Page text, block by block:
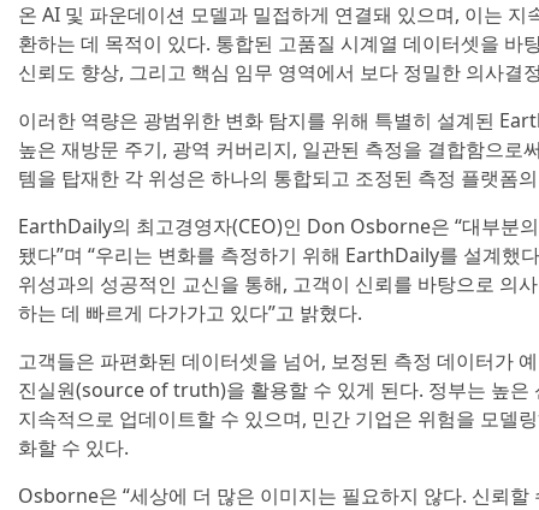
온 AI 및 파운데이션 모델과 밀접하게 연결돼 있으며, 이는
환하는 데 목적이 있다. 통합된 고품질 시계열 데이터셋을
신뢰도 향상, 그리고 핵심 임무 영역에서 보다 정밀한 의사결
이러한 역량은 광범위한 변화 탐지를 위해 특별히 설계된
높은 재방문 주기, 광역 커버리지, 일관된 측정을 결합함으로
템을 탑재한 각 위성은 하나의 통합되고 조정된 측정 플랫폼
EarthDaily의 최고경영자(CEO)인 Don Osborne은 “대부분
됐다”며 “우리는 변화를 측정하기 위해 EarthDaily를 설계했
위성과의 성공적인 교신을 통해, 고객이 신뢰를 바탕으로 의
하는 데 빠르게 다가가고 있다”고 밝혔다.
고객들은 파편화된 데이터셋을 넘어, 보정된 측정 데이터가
진실원(source of truth)을 활용할 수 있게 된다. 정부는 높은
지속적으로 업데이트할 수 있으며, 민간 기업은 위험을 모델
화할 수 있다.
Osborne은 “세상에 더 많은 이미지는 필요하지 않다. 신뢰할